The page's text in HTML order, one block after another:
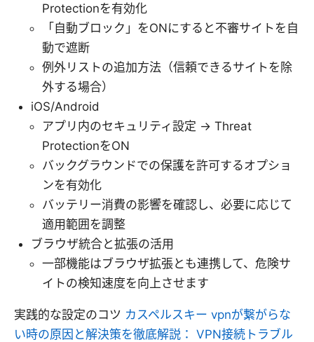
Protectionを有効化
「自動ブロック」をONにすると不審サイトを自
動で遮断
例外リストの追加方法（信頼できるサイトを除
外する場合）
iOS/Android
アプリ内のセキュリティ設定 → Threat
ProtectionをON
バックグラウンドでの保護を許可するオプショ
ンを有効化
バッテリー消費の影響を確認し、必要に応じて
適用範囲を調整
ブラウザ統合と拡張の活用
一部機能はブラウザ拡張とも連携して、危険サ
イトの検知速度を向上させます
実践的な設定のコツ カスペルスキー vpnが繋がらな
い時の原因と解決策を徹底解説： VPN接続トラブル